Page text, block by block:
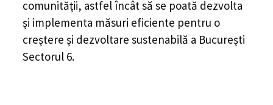
comunității, astfel încât să se poată dezvolta
și implementa măsuri eficiente pentru o
creștere și dezvoltare sustenabilă a București
Sectorul 6.